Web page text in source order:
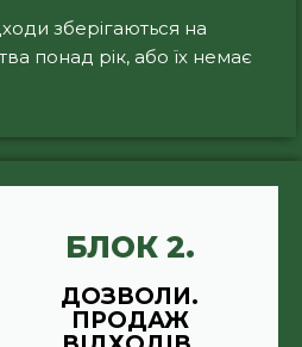
зберігаються на
понад рік, або їх немає
БЛОК 2.
ДОЗВОЛИ.
ПРОДАЖ